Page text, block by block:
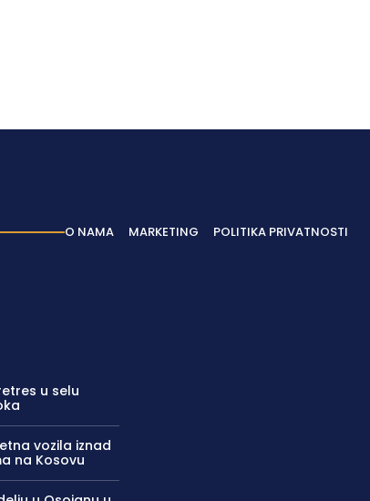
O NAMA MARKETING POLITIKA PRIVATNOSTI
u selu
vozila iznad
na Kosovu